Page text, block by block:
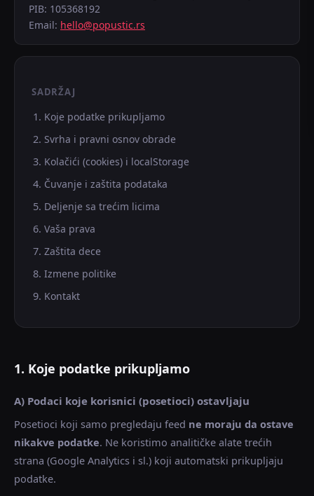
PIB: 105368192
Email: hello@popustic.rs
SADRŽAJ
Koje podatke prikupljamo
Svrha i pravni osnov obrade
Kolačići (cookies) i localStorage
Čuvanje i zaštita podataka
Deljenje sa trećim licima
Vaša prava
Zaštita dece
Izmene politike
Kontakt
1. Koje podatke prikupljamo
A) Podaci koje korisnici (posetioci) ostavljaju
Posetioci koji samo pregledaju feed ne moraju da ostave
nikakve podatke. Ne koristimo analitičke alate trećih
strana (Google Analytics i sl.) koji automatski prikupljaju
podatke.